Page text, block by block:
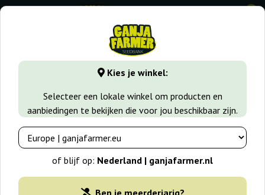
Kies je winkel:
Selecteer een lokale winkel om producten en
aanbiedingen te bekijken die voor jou beschikbaar zijn.
of blijf op: Nederland | ganjafarmer.nl
0
GanjaFarmer.nl Wiet soorten Gorilla Glue Mother
-25%
+gratisie